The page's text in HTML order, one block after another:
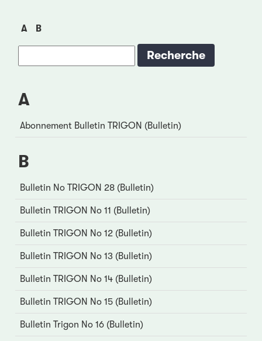
A B
A
Abonnement Bulletin TRIGON (Bulletin)
B
Bulletin No TRIGON 28 (Bulletin)
Bulletin TRIGON No 11 (Bulletin)
Bulletin TRIGON No 12 (Bulletin)
Bulletin TRIGON No 13 (Bulletin)
Bulletin TRIGON No 14 (Bulletin)
Bulletin TRIGON No 15 (Bulletin)
Bulletin Trigon No 16 (Bulletin)